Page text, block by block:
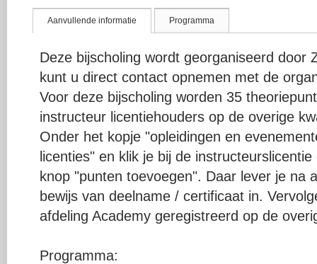
Aanvullende informatie Programma
Deze bijscholing wordt georganiseerd door
kunt u direct contact opnemen met de
Voor deze bijscholing worden 35
instructeur licentiehouders op de overige
Onder het kopje "opleidingen en
licenties" en klik je bij de
knop "punten toevoegen". Daar lever je na
bewijs van deelname / certificaat in.
afdeling Academy geregistreerd op de
Programma: